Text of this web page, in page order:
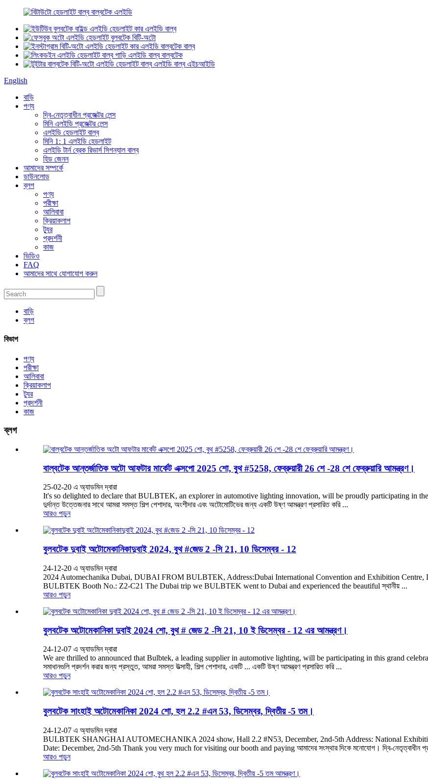
English
বাড়ি
পণ্য
দ্বি-নেতৃত্বাধীন প্রজেক্টর লেন্স
মিনি এলইডি প্রজেক্টর লেন্স
এলইডি হেডলাইট বাল্ব
মিনি 1: 1 এলইডি হেডলাইট
এলইডি টার্ন ব্রেক রিভার্স সিগন্যাল বাল্ব
হিড জেনন
আমাদের সম্পর্কে
ডাউনলোড
ব্লগ
পণ্য
পরীক্ষা
আলিবাবা
ক্রিয়াকলাপ
ট্যুর
প্রদর্শনী
কাজ
ভিডিও
FAQ
আমাদের সাথে যোগাযোগ করুন
বাড়ি
ব্লগ
বিভাগ
পণ্য
পরীক্ষা
আলিবাবা
ক্রিয়াকলাপ
ট্যুর
প্রদর্শনী
কাজ
ব্লগ
বাল্বটেক আন্তর্জাতিক অটো আফটার মার্কেট এক্সপো 2025 শো, বুথ #5258, ফেব্রুয়ারী 26 শে -28 শে ফেব্রুয়ারি আমন্ত্রণ।
25-02-20 এ অ্যাডমিন দ্বারা
It's so delighted to declare that BULBTEK, an explorer in automotive lighting innovation, will be proudly participating in
দুর্দান্ত উত্তেজনার সাথে আমরা সমস্ত শিল্প পেশাদার, অংশীদার এবং অটোমোটিভের জন্য একটি উষ্ণ আমন্ত্রণ প্রসারিত করি ...
আরও পড়ুন
বুলবটেক দুবাই অটোমেকানিকাদুবাই 2024, বুথ #জেড 2 -সি 21, 10 ডিসেম্বর - 12
24-12-20 এ অ্যাডমিন দ্বারা
2024 Automechanika Dubai, DUBAI FROM BULBTEK, Address:Dubai International Convention and Exhibition Centre,
BULBTEK Booth No.: Z2-C21 The Dubai trip we BULBTEK went to Dubai and experienced the beautiful স্থানীয় ...
আরও পড়ুন
বুলবটেক অটোমেকানিকা দুবাই 2024 শো, বুথ # জেড 2 -সি 21, 10 ই ডিসেম্বর - 12 এর আমন্ত্রণ।
24-12-07 এ অ্যাডমিন দ্বারা
We are thrilled to announced that Bulbtek, a leading supplier in automotive lighting, will be participating in this grand
সমাধানগুলি প্রদর্শন করার জন্য প্রস্তুত, আমরা সমস্ত উত্সাহী, শিল্প পেশাদার, একটি ... একটি উষ্ণ আমন্ত্রণ প্রসারিত করি ...
আরও পড়ুন
বুলবটেক সাংহাই অটোমেকানিকা 2024 শো, হল 2.2 #এন 53, ডিসেম্বর, দ্বিতীয় -5 তম।
24-12-07 এ অ্যাডমিন দ্বারা
BULBTEK SHANGHAI AUTOMECHANIKA 2024 show, Hall 2.2 #N53, December, 2nd-5th Address: National
Date: December, 2nd-5th Thank you very much for visiting our booth and paying আমাদের সংস্থার দিকে মনোযোগ। দ্বি-নেতৃত্বাধীন
আরও পড়ুন